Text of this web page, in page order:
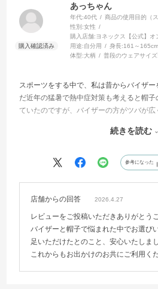
あっちゃん
年代:40代 商品の使用目的（
性別:女性
購入店舗: ヨネックス【公式】
用途:自分用 身長:161～165cm
体型:大柄 普段のウェアサイ
スポーツをする中で、私は昔からバイザ
だ近年の猛暑で熱中症対策も考えると帽
ていたのですが、バイザーの方がツバが
し、勇気を出して購入してみました。頭の
はいつも気分よく出掛けられています。
続きを読む
参考になった
店舗からの回答 2026.4.27
レビューをご投稿いただきありがとう
バイザーと帽子で悩まれた中でお選び
足いただけたとのこと、安心いたしまし
これからもお出かけのお共にご利用くだ